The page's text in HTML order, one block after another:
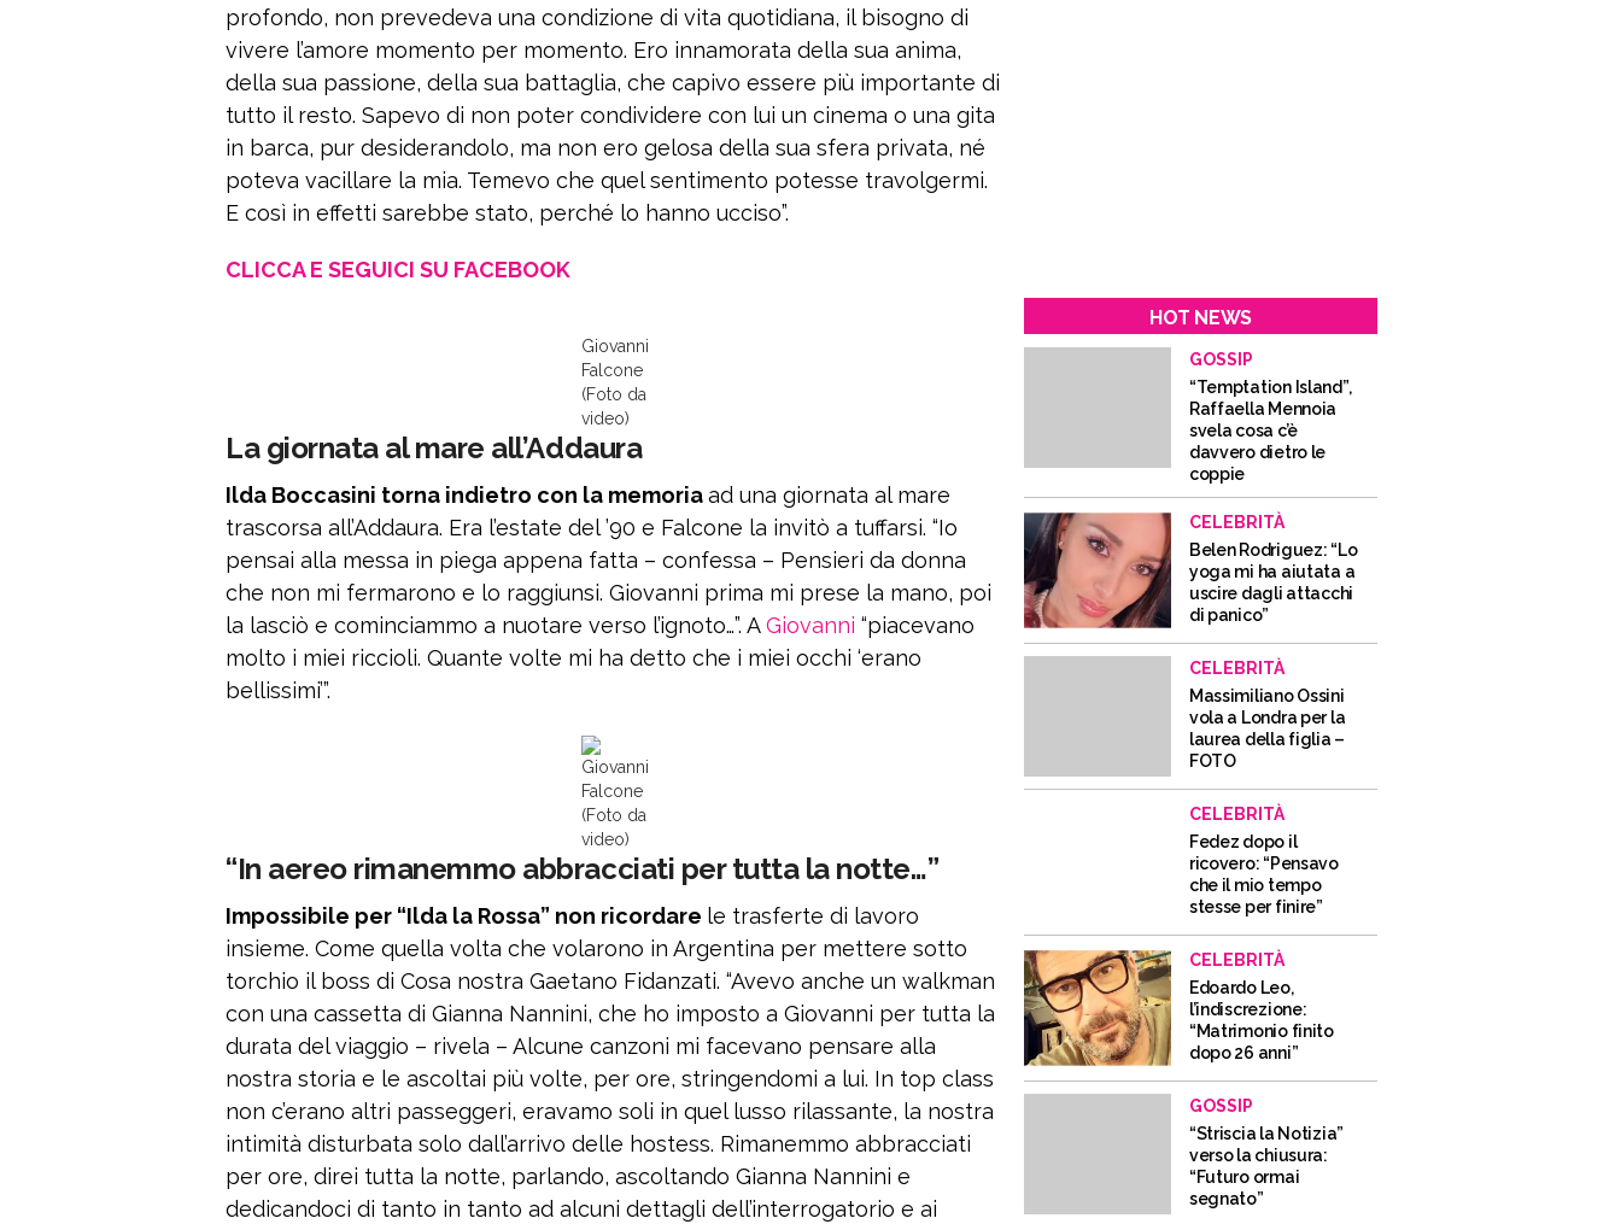
profondo, non prevedeva una condizione di vita quotidiana, il bisogno di
vivere l’amore momento per momento. Ero innamorata della sua anima,
della sua passione, della sua battaglia, che capivo essere più importante di
tutto il resto. Sapevo di non poter condividere con lui un cinema o una gita
in barca, pur desiderandolo, ma non ero gelosa della sua sfera privata, né
poteva vacillare la mia. Temevo che quel sentimento potesse travolgermi.
E così in effetti sarebbe stato, perché lo hanno ucciso”.
CLICCA E SEGUICI SU FACEBOOK
Giovanni
Falcone
(Foto da
video)
La giornata al mare all’Addaura
Ilda Boccasini torna indietro con la memoriaad una giornata al mare
trascorsa all’Addaura. Era l’estate del ’90 e Falcone la invitò a tuffarsi. “Io
pensai alla messa in piega appena fatta – confessa – Pensieri da donna
che non mi fermarono e lo raggiunsi. Giovanni prima mi prese la mano, poi
la lasciò e cominciammo a nuotare verso l’ignoto…”. AGiovanni “piacevano
molto i miei riccioli. Quante volte mi ha detto che i miei occhi ‘erano
bellissimi’”.
Giovanni
Falcone
(Foto da
video)
“In aereo rimanemmo abbracciati per tutta la notte…”
Impossibile per “Ilda la Rossa” non ricordare le trasferte di lavoro
insieme. Come quella volta che volarono in Argentina per mettere sotto
torchio il boss di Cosa nostra Gaetano Fidanzati. “Avevo anche un walkman
con una cassetta di Gianna Nannini, che ho imposto a Giovanni per tutta la
durata del viaggio – rivela – Alcune canzoni mi facevano pensare alla
nostra storia e le ascoltai più volte, per ore, stringendomi a lui. In top class
non c’erano altri passeggeri, eravamo soli in quel lusso rilassante, la nostra
intimità disturbata solo dall’arrivo delle hostess. Rimanemmo abbracciati
per ore, direi tutta la notte, parlando, ascoltando Gianna Nannini e
dedicandoci di tanto in tanto ad alcuni dettagli dell’interrogatorio e ai
HOT NEWS
GOSSIP
“Temptation Island”,
Raffaella Mennoia
svela cosa c’è
davvero dietro le
coppie
CELEBRITÀ
Belen Rodriguez: “Lo
yoga mi ha aiutata a
uscire dagli attacchi
di panico”
CELEBRITÀ
Massimiliano Ossini
vola a Londra per la
laurea della figlia –
FOTO
CELEBRITÀ
Fedez dopo il
ricovero: “Pensavo
che il mio tempo
stesse per finire”
CELEBRITÀ
Edoardo Leo,
l’indiscrezione:
“Matrimonio finito
dopo 26 anni”
GOSSIP
“Striscia la Notizia”
verso la chiusura:
“Futuro ormai
segnato”